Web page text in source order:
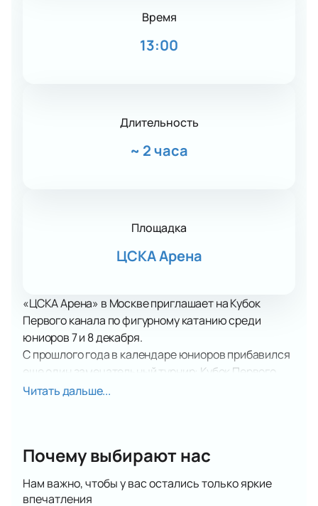
Время
13:00
Длительность
~ 2 часа
Площадка
ЦСКА Арена
«ЦСКА Арена» в Москве приглашает на Кубок
Первого канала по фигурному катанию среди
юниоров 7 и 8 декабря.
С прошлого года в календаре юниоров прибавился
еще один замечательный турнир: Кубок Первого
канала. Для взрослых спортсменов это
спортсменов, у которых пока нет возможности
Шанс увидеть заполненные трибуны, пообщаться
Читать дальше...
Почему выбирают нас
Нам важно, чтобы у вас остались только яркие
впечатления